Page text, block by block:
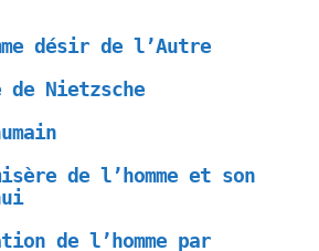
désir de l’Autre
Nietzsche
de l’homme et son
de l’homme par